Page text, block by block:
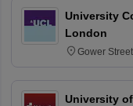
University
London
Gower
University